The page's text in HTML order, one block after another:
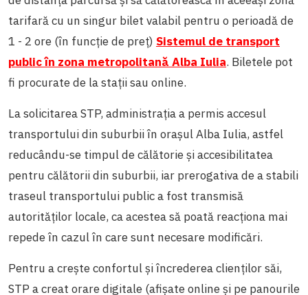
tarifară cu un singur bilet valabil pentru o perioadă de
1 - 2 ore (în funcție de preț) Sistemul de transport
public în zona metropolitană Alba Iulia. Biletele pot
fi procurate de la stații sau online.
La solicitarea STP, administrația a permis accesul
transportului din suburbii în orașul Alba Iulia, astfel
reducându-se timpul de călătorie și accesibilitatea
pentru călătorii din suburbii, iar prerogativa de a stabili
traseul transportului public a fost transmisă
autorităților locale, ca acestea să poată reacționa mai
repede în cazul în care sunt necesare modificări.
Pentru a crește confortul și încrederea clienților săi,
STP a creat orare digitale (afișate online și pe panourile